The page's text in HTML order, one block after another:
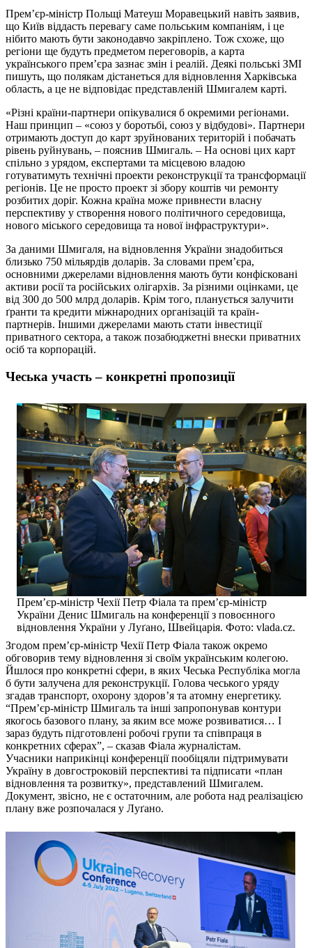
Прем’єр-міністр Польщі Матеуш Моравецький навіть заявив,
що Київ віддасть перевагу саме польським компаніям, і це
нібито мають бути законодавчо закріплено. Тож схоже, що
регіони ще будуть предметом переговорів, а карта
українського прем’єра зазнає змін і реалій. Деякі польські ЗМІ
пишуть, що полякам дістанеться для відновлення Харківська
область, а це не відповідає представленій Шмигалем карті.
«Різні країни-партнери опікувалися б окремими регіонами.
Наш принцип – «союз у боротьбі, союз у відбудові». Партнери
отримають доступ до карт зруйнованих територій і побачать
рівень руйнувань, – пояснив Шмигаль. – На основі цих карт
спільно з урядом, експертами та місцевою владою
готуватимуть технічні проекти реконструкції та трансформації
регіонів. Це не просто проект зі збору коштів чи ремонту
розбитих доріг. Кожна країна може привнести власну
перспективу у створення нового політичного середовища,
нового міського середовища та нової інфраструктури».
За даними Шмигаля, на відновлення України знадобиться
близько 750 мільярдів доларів. За словами прем’єра,
основними джерелами відновлення мають бути конфісковані
активи росії та російських олігархів. За різними оцінками, це
від 300 до 500 млрд доларів. Крім того, планується залучити
ґранти та кредити міжнародних організацій та країн-
партнерів. Іншими джерелами мають стати інвестиції
приватного сектора, а також позабюджетні внески приватних
осіб та корпорацій.
Чеська участь – конкретні пропозиції
Прем’єр-міністр Чехії Петр Фіала та прем’єр-міністр
України Денис Шмигаль на конференції з повоєнного
відновлення України у Луґано, Швейцарія. Фото: vlada.cz.
Згодом прем’єр-міністр Чехії Петр Фіала також окремо
обговорив тему відновлення зі своїм українським колегою.
Йшлося про конкретні сфери, в яких Чеська Республіка могла
б бути залучена для реконструкції. Голова чеського уряду
згадав транспорт, охорону здоров’я та атомну енергетику.
“Прем’єр-міністр Шмигаль та інші запропонував контури
якогось базового плану, за яким все може розвиватися… І
зараз будуть підготовлені робочі групи та співпраця в
конкретних сферах”, – сказав Фіала журналістам.
Учасники наприкінці конференції пообіцяли підтримувати
Україну в довгостроковій перспективі та підписати «план
відновлення та розвитку», представлений Шмигалем.
Документ, звісно, не є остаточним, але робота над реалізацією
плану вже розпочалася у Луґано.